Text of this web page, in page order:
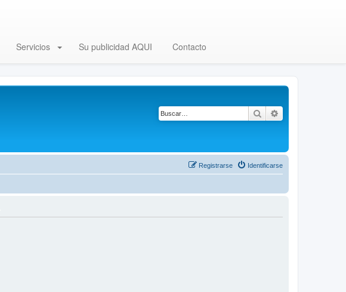
Servicios Su publicidad AQUI Contacto
Buscar
Identificarse
Registrarse